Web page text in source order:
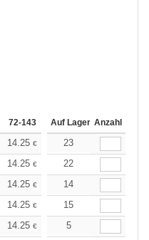
72-143 144-287 288 +
Auf Lager Anzahl
14.25 € 13.54€
23
14.25 € 13.54€
22
14.25 € 13.54€
14
14.25 € 13.54€
15
14.25 € 13.54
5